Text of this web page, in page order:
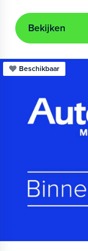
Bekijken
Beschikbaar